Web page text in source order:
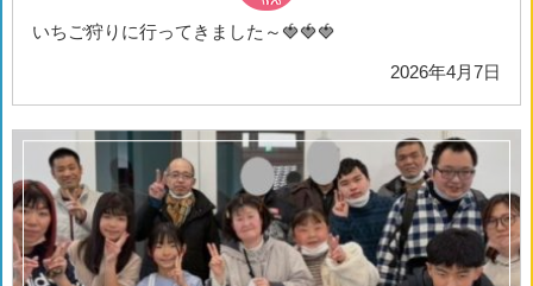
いちご狩りに行ってきました～🍓🍓🍓
2026年4月7日